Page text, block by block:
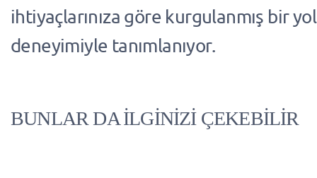
ihtiyaçlarınıza göre kurgulanmış bir
deneyimiyle tanımlanıyor.
BUNLAR DA İLGİNİZİ ÇEKEBİLİR